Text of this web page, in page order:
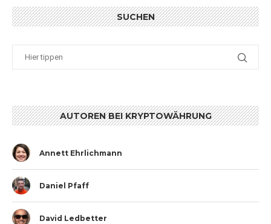
SUCHEN
AUTOREN BEI KRYPTOWÄHRUNG
Annett Ehrlichmann
Daniel Pfaff
David Ledbetter